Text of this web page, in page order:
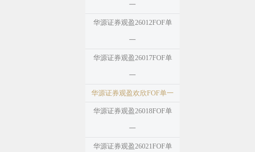
一
华源证券观盈26012FOF单
一
华源证券观盈26017FOF单
一
华源证券观盈欢欣FOF单一
华源证券观盈26018FOF单
一
华源证券观盈26021FOF单